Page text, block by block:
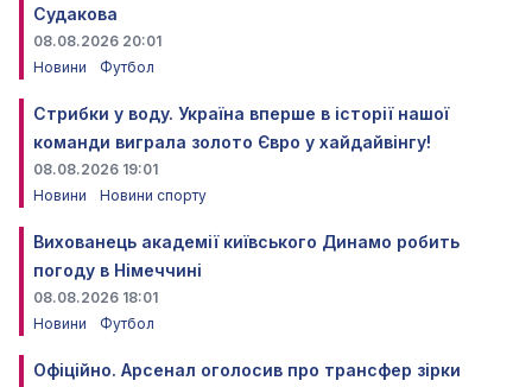
Судакова
08.08.2026 20:01
Новини
Футбол
Стрибки у воду. Україна вперше в історії нашої
команди виграла золото Євро у хайдайвінгу!
08.08.2026 19:01
Новини
Новини спорту
Вихованець академії київського Динамо робить
погоду в Німеччині
08.08.2026 18:01
Новини
Футбол
Офіційно. Арсенал оголосив про трансфер зірки